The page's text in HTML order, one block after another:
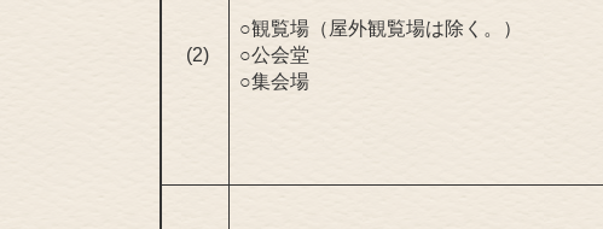
(2)
○観覧場（屋外観覧場は除く。）
○公会堂
○集会場